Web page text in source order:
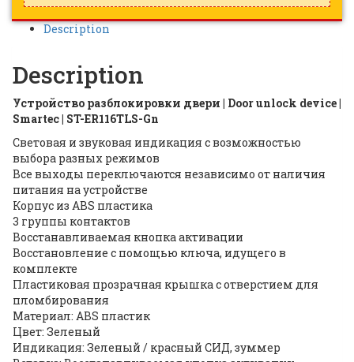
Description
Description
Устройство разблокировки двери | Door unlock device |
Smartec | ST-ER116TLS-Gn
Световая и звуковая индикация с возможностью
выбора разных режимов
Все выходы переключаются независимо от наличия
питания на устройстве
Корпус из ABS пластика
3 группы контактов
Восстанавливаемая кнопка активации
Восстановление с помощью ключа, идущего в
комплекте
Пластиковая прозрачная крышка с отверстием для
пломбирования
Материал: ABS пластик
Цвет: Зеленый
Индикация: Зеленый / красный СИД, зуммер